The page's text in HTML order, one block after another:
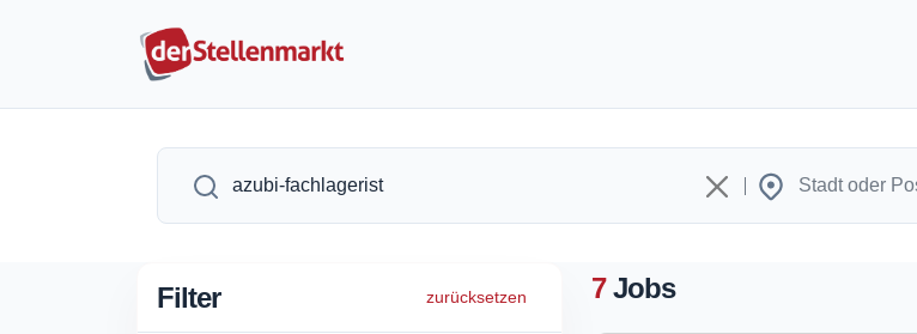
Filter zurücksetzen 7Jobs